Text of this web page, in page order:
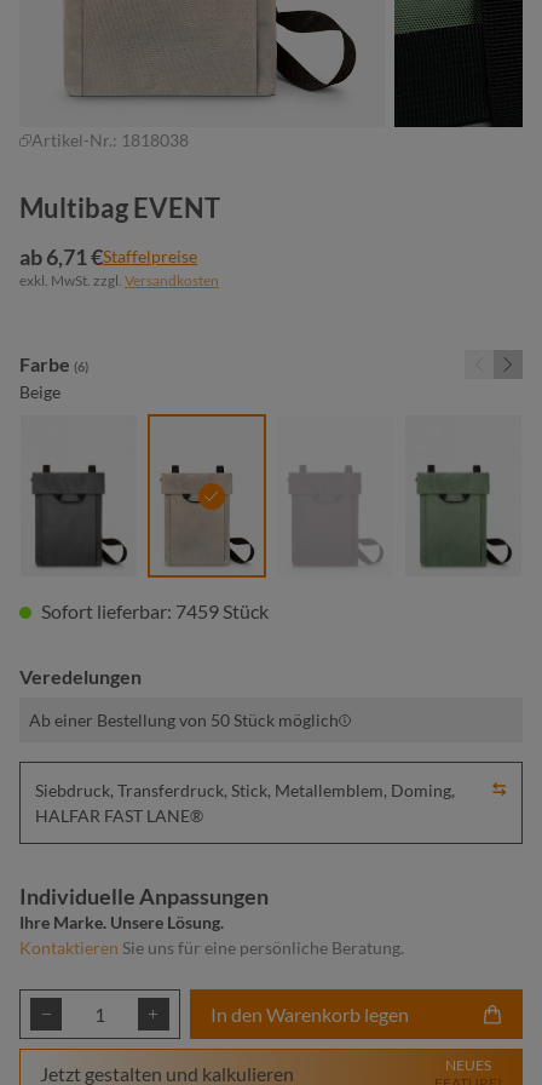
Artikel-Nr.: 1818038
Multibag EVENT
ab 6,71 €Staffelpreise
exkl. MwSt. zzgl. Versandkosten
Farbe auswählen
(6)
Beige
anthrazit beige dunkel bordeaux
(Diese Option ist zurzeit
jadegrün
Sofort lieferbar: 7459 Stück
Veredelungen
Ab einer Bestellung von 50 Stück möglich
Siebdruck, Transferdruck, Stick, Metallemblem, Doming,
HALFAR FAST LANE®
Individuelle Anpassungen
Ihre Marke. Unsere Lösung.
Kontaktieren Sie uns für eine persönliche Beratung.
Produkt Anzahl: Gib den gewünschten
In den Warenkorb legen
Jetzt gestalten und kalkulieren
NEUES